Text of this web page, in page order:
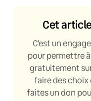
Cet
C’est un
pour permettre
gratuitement
faire des choix
faites un don